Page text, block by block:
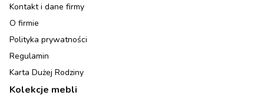
Kontakt i dane firmy
O firmie
Polityka prywatności
Regulamin
Karta Dużej Rodziny
Kolekcje mebli